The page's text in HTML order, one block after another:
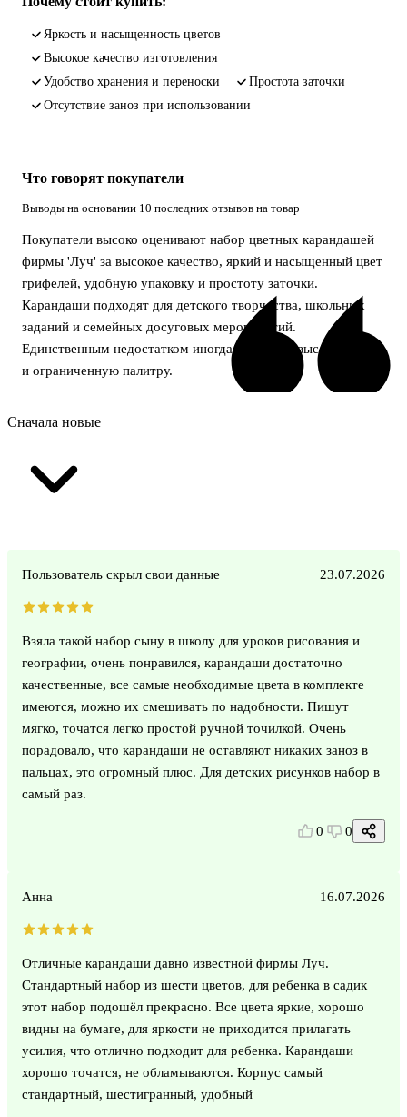
яркость и насыщенность цветов
высокое качество изготовления
удобство хранения и переноски
простота заточки
отсутствие заноз при использовании
Что говорят покупатели
Выводы на основании 10 последних отзывов на товар
Покупатели высоко оценивают набор цветных карандашей
фирмы 'Луч' за высокое качество, яркий и насыщенный цвет
грифелей, удобную упаковку и простоту заточки.
Карандаши подходят для детского творчества, школьных
заданий и семейных досуговых мероприятий.
Единственным недостатком иногда называют высокую цену
и ограниченную палитру.
Сначала новые
Пользователь скрыл свои данные 23.07.2026
Взяла такой набор сыну в школу для уроков рисования и
географии, очень понравился, карандаши достаточно
качественные, все самые необходимые цвета в комплекте
имеются, можно их смешивать по надобности. Пишут
мягко, точатся легко простой ручной точилкой. Очень
порадовало, что карандаши не оставляют никаких заноз в
пальцах, это огромный плюс. Для детских рисунков набор в
самый раз.
0 0
Анна 16.07.2026
Отличные карандаши давно известной фирмы Луч.
Стандартный набор из шести цветов, для ребенка в садик
этот набор подошёл прекрасно. Все цвета яркие, хорошо
видны на бумаге, для яркости не приходится прилагать
усилия, что отлично подходит для ребенка. Карандаши
хорошо точатся, не обламываются. Корпус самый
стандартный, шестигранный, удобный